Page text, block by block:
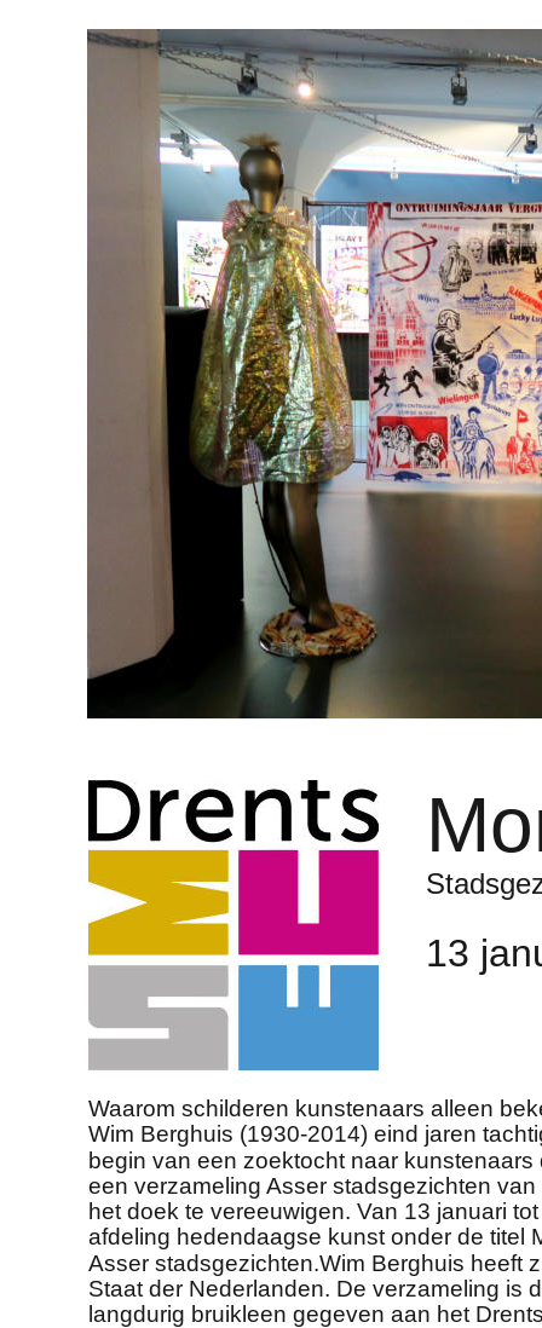
Waarom schilderen kunstenaars alleen
Wim Berghuis (1930-2014) eind jaren
begin van een zoektocht naar
een verzameling Asser stadsgezichten
het doek te vereeuwigen. Van 13 januari
afdeling hedendaagse kunst onder de titel
Asser stadsgezichten.Wim Berghuis heeft
Staat der Nederlanden. De verzameling is
langdurig bruikleen gegeven aan het
13